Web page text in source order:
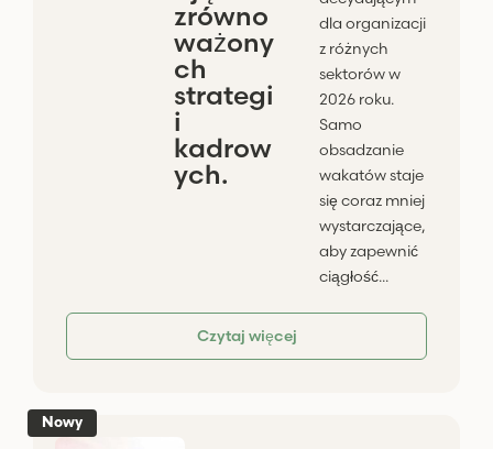
zrówno
ważony
ch
strategi
i
kadrow
ych.
dla organizacji
z różnych
sektorów w
2026 roku.
Samo
obsadzanie
wakatów staje
się coraz mniej
wystarczające,
aby zapewnić
ciągłość...
Czytaj więcej
Nowy